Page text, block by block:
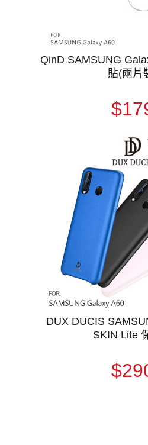
QinD SAMSUNG
貼(兩片
DUX DUCIS
SKIN Lite